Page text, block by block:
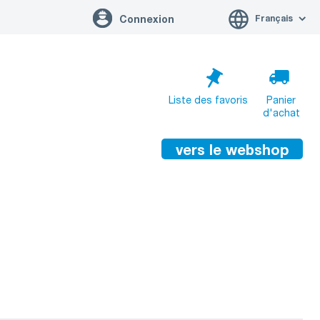
Connexion Français
Liste des favoris
Panier
d'achat
vers le webshop